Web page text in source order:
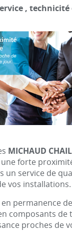
,
MICHAUD
forte
un service de
vos installations.
permanence de
composants de
proches de